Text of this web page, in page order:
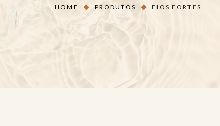
HOME PRODUTOS FIOS FORTES